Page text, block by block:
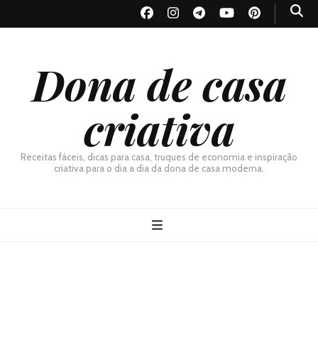
Dona de casa
criativa
Receitas fáceis, dicas para casa, truques de economia e inspiração
criativa para o dia a dia da dona de casa moderna.